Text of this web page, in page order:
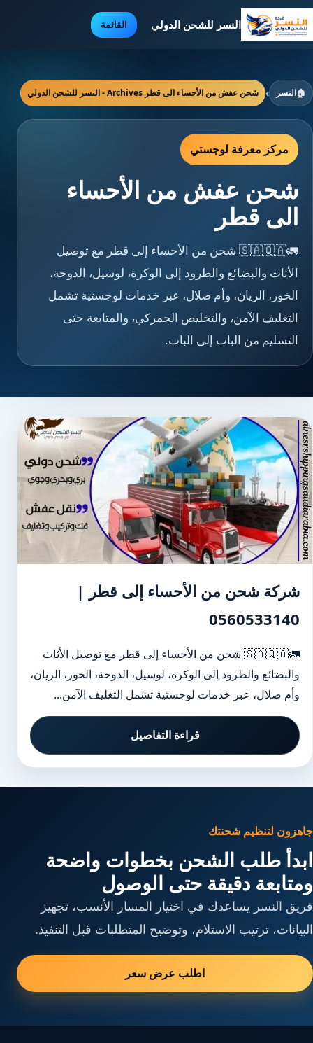
النسر للشحن الدولي القائمة
🏠النسر › شحن عفش من الأحساء الى قطر Archives - النسر للشحن الدولي
مركز معرفة لوجستي
شحن عفش من الأحساء
الى قطر
🚛🇸🇦🇶🇦 شحن من الأحساء إلى قطر مع توصيل
الأثاث والبضائع والطرود إلى الوكرة، لوسيل، الدوحة،
الخور، الريان، وأم صلال، عبر خدمات لوجستية تشمل
التغليف الآمن، والتخليص الجمركي، والمتابعة حتى
التسليم من الباب إلى الباب.
شركة شحن من الأحساء إلى قطر |
0560533140
🚛🇸🇦🇶🇦 شحن من الأحساء إلى قطر مع توصيل الأثاث
والبضائع والطرود إلى الوكرة، لوسيل، الدوحة، الخور، الريان،
وأم صلال، عبر خدمات لوجستية تشمل التغليف الآمن...
قراءة التفاصيل
جاهزون لتنظيم شحنتك
ابدأ طلب الشحن بخطوات واضحة
ومتابعة دقيقة حتى الوصول
فريق النسر يساعدك في اختيار المسار الأنسب، تجهيز
البيانات، ترتيب الاستلام، وتوضيح المتطلبات قبل التنفيذ.
اطلب عرض سعر